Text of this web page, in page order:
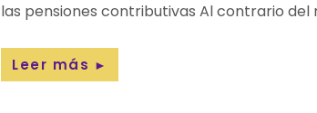
las pensiones contributivas Al contrario del
Leer más ►